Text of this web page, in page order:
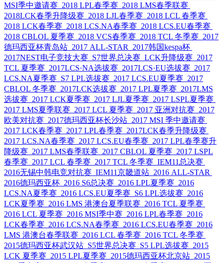
MSI季中邀请赛 2018 LPL春季赛 2018 LMS春季联赛
2018LCK春季升降级赛 2018 LJL春季赛 2018 LCL 春季赛
2018 LCK春季赛 2018 LCS.NA春季赛 2018 LCS.EU春季赛
2018 CBLOL 夏季赛 2018 VCS春季赛 2018 TCL 冬季赛 2017
德玛西亚杯青岛站 2017 ALL-STAR
2017韩国kespa杯
2017NEST电子竞技大赛 S7世界总决赛 LCK升降级赛 2017
TCL 夏季赛 2017LCS·NA选拔赛 2017LCS·EU选拔赛 2017
LCS.NA夏季赛 S7 LPL选拔赛 2017 LCS.EU夏季赛 2017
CBLOL 冬季赛 2017LCK选拔赛 2017 LPL夏季赛 2017LMS
选拔赛 2017 LCK夏季赛 2017 LJL夏季赛 2017 LSPL夏季赛
2017 LMS夏季联赛 2017 LCL 夏季赛 2017 亚洲对抗赛 2017
欧美对抗赛 2017德玛西亚杯长沙站 2017 MSI 季中邀请赛
2017 LCK春季赛 2017 LPL春季赛 2017LCK春季升降级赛
2017 LCS.NA春季赛 2017 LCS.EU春季赛 2017 LPL春季赛升
降级赛 2017 LMS春季联赛 2017 CBLOL 夏季赛 2017 LSPL
春季赛 2017 LCL 春季赛 2017 TCL 冬季赛 IEM11总决赛
2016无锡中韩电竞对抗赛 IEM11京畿道站 2016 ALL-STAR
2016德玛西亚杯 2016 S6总决赛 2016 LPL夏季赛 2016
LCS.NA夏季赛 2016 LCS.EU夏季赛 S6 LPL选拔赛 2016
LCK夏季赛 2016 LMS 港澳台夏季联赛 2016 TCL 夏季赛
2016 LCL 夏季赛 2016 MSI季中赛 2016 LPL春季赛 2016
LCK春季赛 2016 LCS.NA春季赛 2016 LCS.EU春季赛 2016
LMS 港澳台春季联赛 2016 LCL 春季赛 2016 TCL 冬季赛
2015德玛西亚杯武汉站 S5世界总决赛 S5 LPL选拔赛 2015
LCK 夏季赛 2015 LPL夏季赛 2015德玛西亚杯北京站 2015